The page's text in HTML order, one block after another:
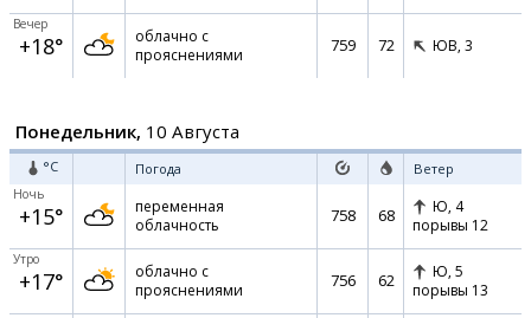
Вечер
+18°
облачно с
прояснениями
759 72 ЮВ, 3
Понедельник, 10 Августа
°C Погода Ветер
Ночь
+15°
переменная
облачность
758 68 Ю, 4
порывы 12
Утро
+17°
облачно с
прояснениями
756 62 Ю, 5
порывы 13